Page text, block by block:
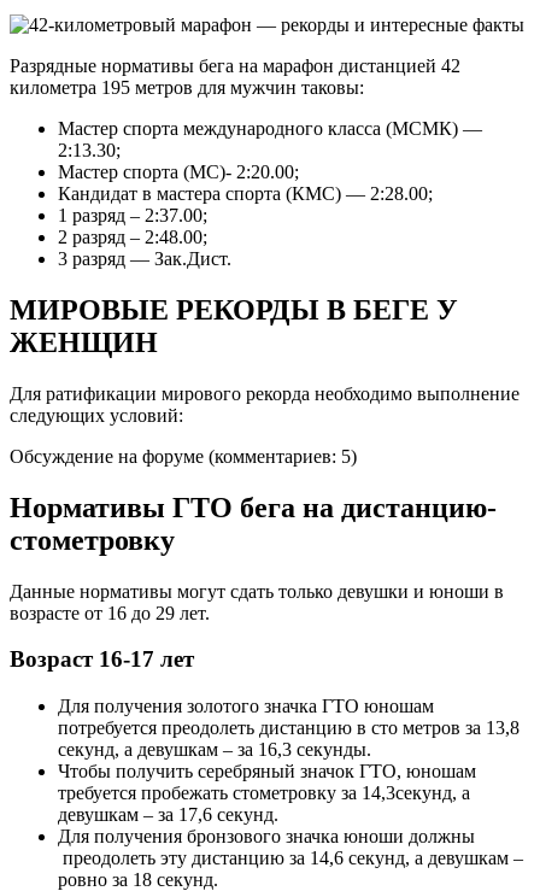
Разрядные нормативы бега на марафон дистанцией 42
километра 195 метров для мужчин таковы:
Мастер спорта международного класса (МСМК) —
2:13.30;
Мастер спорта (МС)- 2:20.00;
Кандидат в мастера спорта (КМС) — 2:28.00;
1 разряд – 2:37.00;
2 разряд – 2:48.00;
3 разряд — Зак.Дист.
МИРОВЫЕ РЕКОРДЫ В БЕГЕ У
ЖЕНЩИН
Для ратификации мирового рекорда необходимо выполнение
следующих условий:
Обсуждение на форуме (комментариев: 5)
Нормативы ГТО бега на дистанцию-
стометровку
Данные нормативы могут сдать только девушки и юноши в
возрасте от 16 до 29 лет.
Возраст 16-17 лет
Для получения золотого значка ГТО юношам
потребуется преодолеть дистанцию в сто метров за 13,8
секунд, а девушкам – за 16,3 секунды.
Чтобы получить серебряный значок ГТО, юношам
требуется пробежать стометровку за 14,3секунд, а
девушкам – за 17,6 секунд.
Для получения бронзового значка юноши должны
преодолеть эту дистанцию за 14,6 секунд, а девушкам –
ровно за 18 секунд.